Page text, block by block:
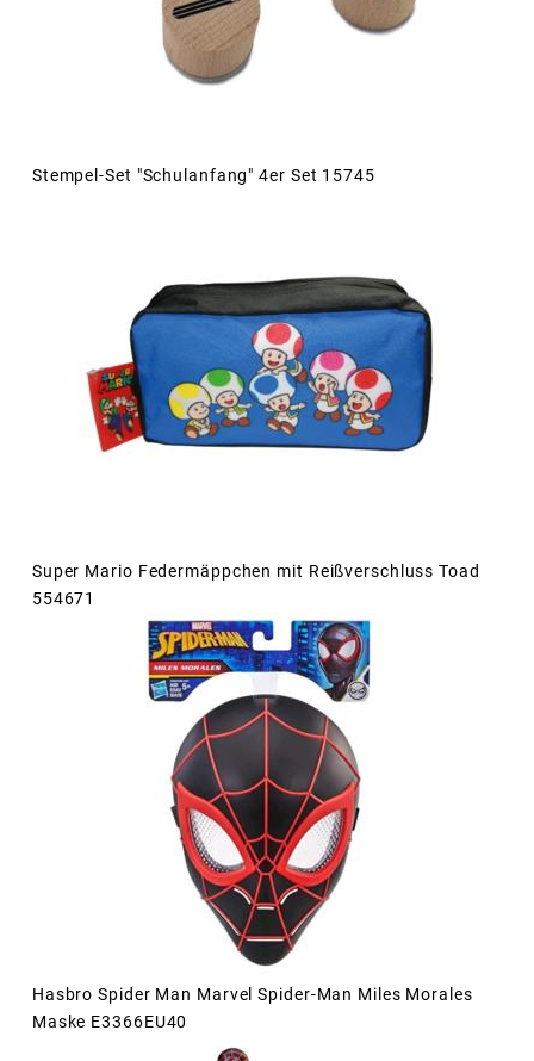
Stempel-Set "Schulanfang" 4er Set 15745
Super Mario Federmäppchen mit Reißverschluss Toad
554671
Hasbro Spider Man Marvel Spider-Man Miles Morales
Maske E3366EU40